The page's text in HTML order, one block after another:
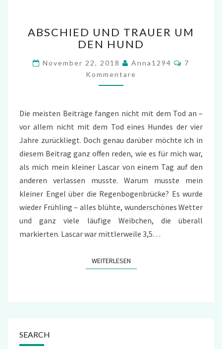
UND
TRAUER
DEN
HUND
ABSCHIED UND TRAUER UM
DEN HUND
November 22, 2018 Anna1294
7
Kommentare
Die meisten Beiträge fangen nicht mit dem Tod an –
vor allem nicht mit dem Tod eines Hundes der vier
Jahre zurückliegt. Doch genau darüber möchte ich in
diesem Beitrag ganz offen reden, wie es für mich war,
als mich mein kleiner Lascar von einem Tag auf den
anderen verlassen musste. Warum musste mein
kleiner Engel über die Regenbogenbrücke? Es wurde
wieder Frühling – alles blühte, wunderschönes Wetter
und ganz viele läufige Weibchen, die überall
markierten. Lascar war mittlerweile 3,5…
WEITERLESENWEITERLESEN
SEARCH